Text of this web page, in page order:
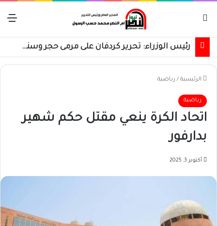
رئيس الوزراء: تحرير كردفان على مرمى حجر وسنسترد كل شبر
الرئيسية / رياضية
رياضية
اتحاد الكرة ينعي مقتل حكم شهير
بدارفور
أكتوبر 3, 2025